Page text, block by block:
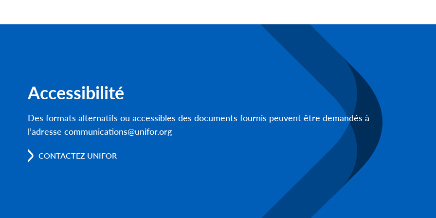
Accessibilité
Des formats alternatifs ou accessibles des documents fournis peuvent être demandés à
l’adresse communications@unifor.org
CONTACTEZ UNIFOR